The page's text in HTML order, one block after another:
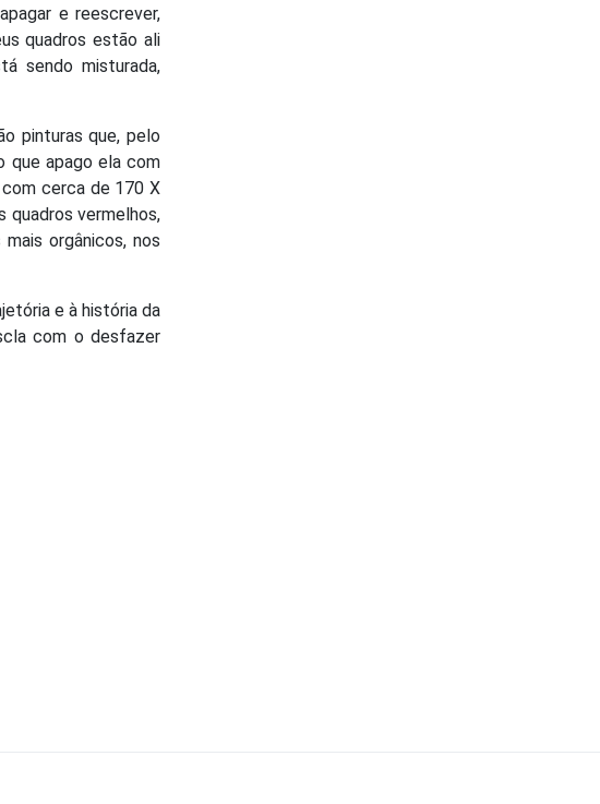
e reescrever,
quadros estão ali
sendo misturada,
pinturas que, pelo
que apago ela com
cerca de 170 X
vermelhos,
orgânicos, nos
e à história da
com o desfazer